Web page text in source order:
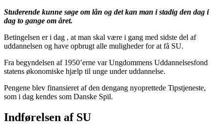
Studerende kunne søge om lån og det kan man i stadig den dag i
dag to gange om året.
Betingelsen er i dag , at man skal være i gang med sidste del af
uddannelsen og have opbrugt alle muligheder for at få SU.
Fra begyndelsen af 1950’erne var Ungdommens Uddannelsesfond
statens økonomiske hjælp til unge under uddannelse.
Pengene blev finansieret af den dengang nyoprettede Tipstjeneste,
som i dag kendes som Danske Spil.
Indførelsen af SU